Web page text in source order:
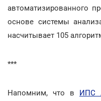
автоматизированного
основе системы
насчитывает 105
***
Напомним, что в ИПС